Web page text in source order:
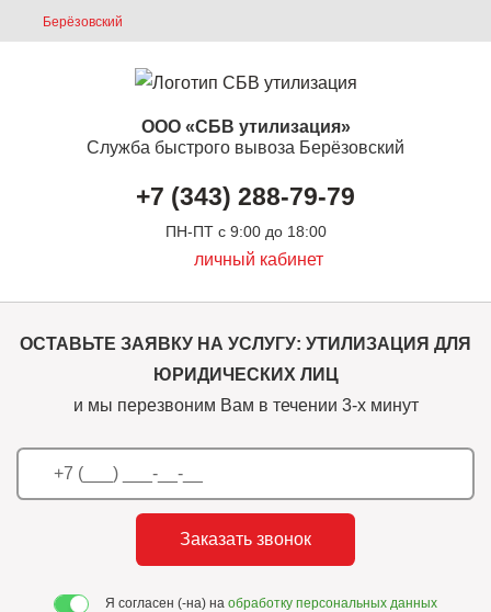
Берёзовский
ООО «СБВ утилизация»
Служба быстрого вывоза Берёзовский
+7 (343) 288-79-79
ПН-ПТ с 9:00 до 18:00
личный кабинет
ОСТАВЬТЕ ЗАЯВКУ НА УСЛУГУ: УТИЛИЗАЦИЯ ДЛЯ
ЮРИДИЧЕСКИХ ЛИЦ
и мы перезвоним Вам в течении 3-х минут
Заказать звонок
Я согласен (-на) на обработку персональных данных